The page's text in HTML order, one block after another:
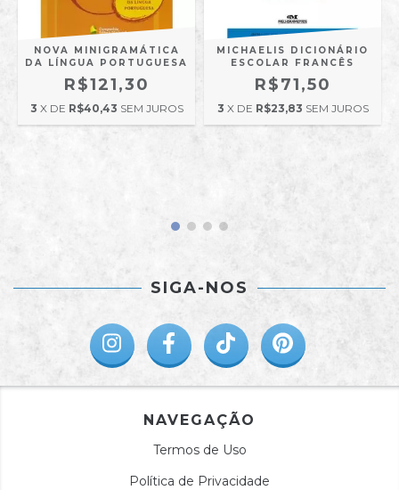
NOVA MINIGRAMÁTICA
DA LÍNGUA PORTUGUESA
R$121,30
3 X DE R$40,43 SEM JUROS
MICHAELIS DICIONÁRIO
ESCOLAR FRANCÊS
R$71,50
3 X DE R$23,83 SEM JUROS
SIGA-NOS
NAVEGAÇÃO
Termos de Uso
Política de Privacidade